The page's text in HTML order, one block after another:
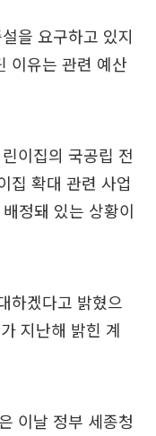
을 요구하고 있지
이유는 관련 예산
이집의 국공립 전
집 확대 관련 사업
정돼 있는 상황이
하겠다고 밝혔으
지난해 밝힌 계
이날 정부 세종청